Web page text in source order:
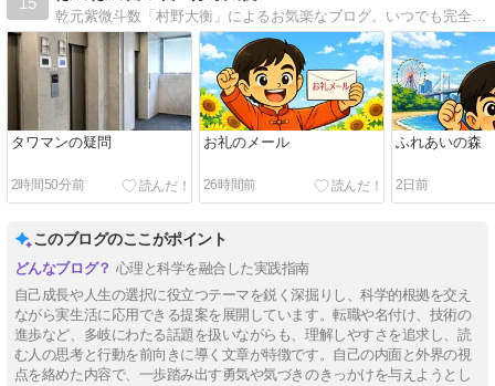
タワマンの疑問
2時間50分前
お礼のメール
26時間前
ふれあいの森
2日前
このブログのここがポイント
心理と科学を融合した実践指南
自己成長や人生の選択に役立つテーマを鋭く深掘りし、科学的根拠を交え
ながら実生活に応用できる提案を展開しています。転職や名付け、技術の
進歩など、多岐にわたる話題を扱いながらも、理解しやすさを追求し、読
む人の思考と行動を前向きに導く文章が特徴です。自己の内面と外界の視
点を絡めた内容で、一歩踏み出す勇気や気づきのきっかけを与えようとし